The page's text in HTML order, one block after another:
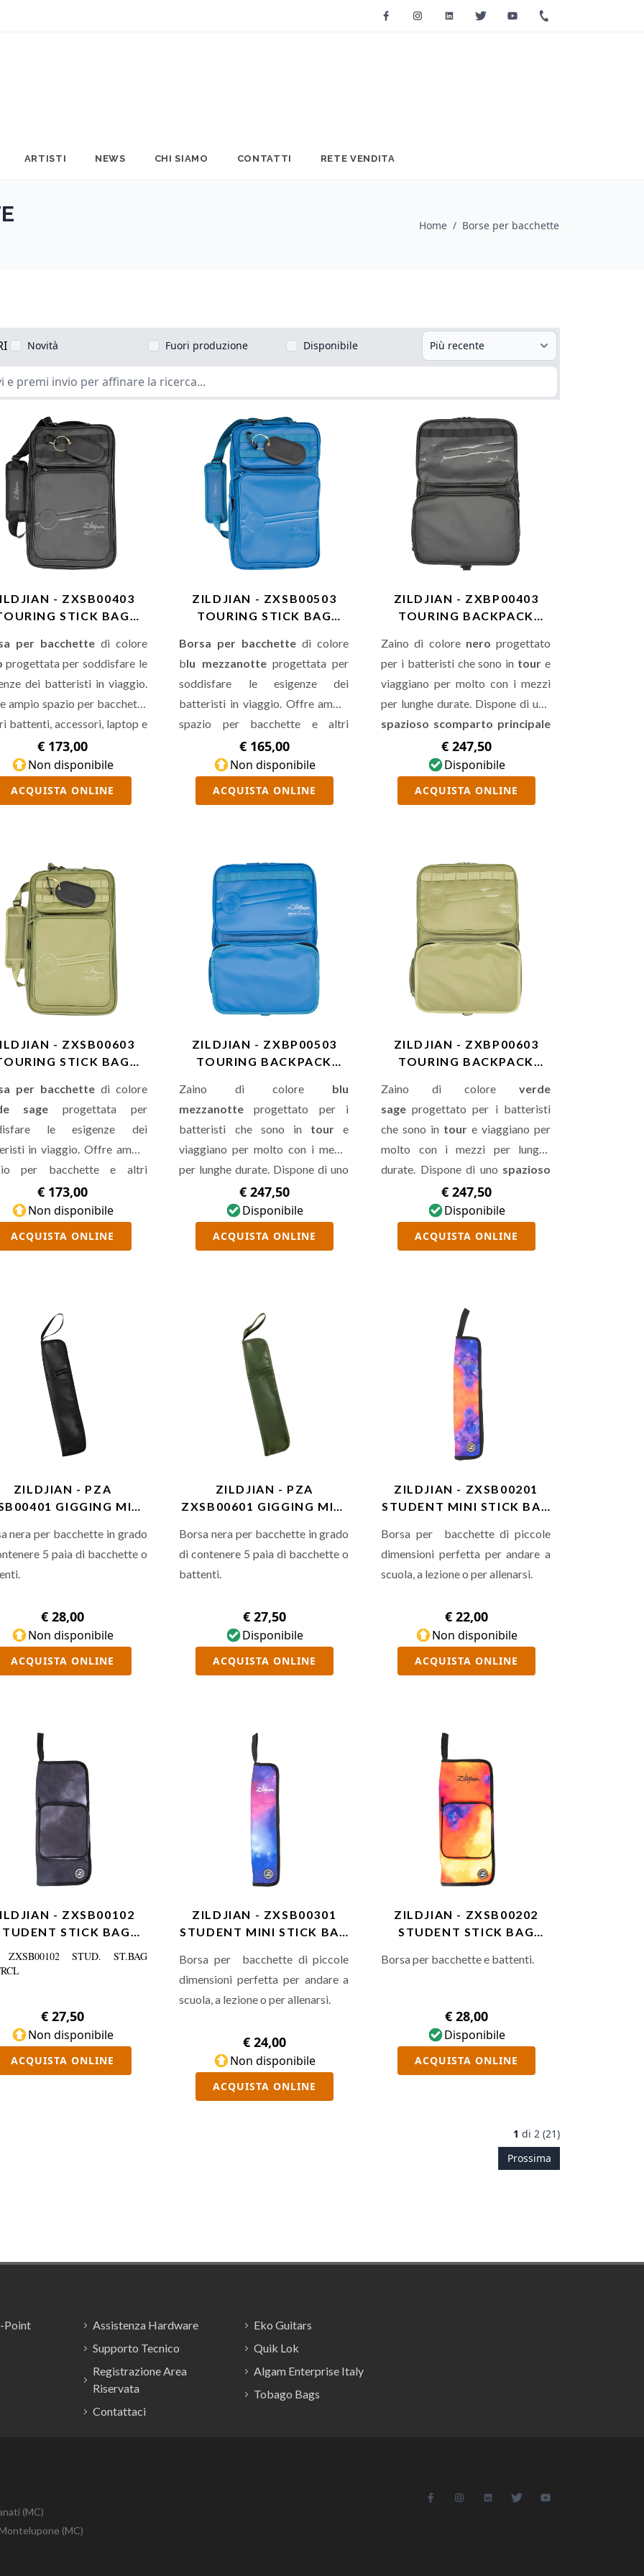
FacebookInstagramLinkedinTwitter Youtube
ARTISTI NEWS CHI SIAMO CONTATTI RETE VENDITA
Home / Borse per bacchette
Novità Fuori produzione Disponibile
- ZXSB00403
STICK BAG
per bacchettedi colore
progettata per soddisfare le
dei batteristi in viaggio.
ampio spazio per bacchette
battenti, accessori, laptop e
borsa interna estraibile
€ 173,00
Non disponibile
ACQUISTA ONLINE
ZILDJIAN - ZXSB00503
TOURING STICK BAG
Borsa per bacchette di colore
blu mezzanotteprogettata per
soddisfare le esigenze dei
batteristi in viaggio. Offre ampio
spazio per bacchette e altri
battenti, accessori, laptop e una
mini borsa interna estraibile
bacchette.
€ 165,00
Non disponibile
ACQUISTA ONLINE
ZILDJIAN - ZXBP00403
TOURING BACKPACK
Zaino di colore neroprogettato
per i batteristi che sono in toure
viaggiano per molto con i mezzi
per lunghe durate. Dispone di uno
spazioso scomparto principale
impermeabilecon una borsa a
rete, di una tasca conblocco RFID
protegge le informazioni sensibili
dagli scanner, di uncaricatore
€ 247,50
Disponibile
ACQUISTA ONLINE
- ZXSB00603
STICK BAG
per bacchettedi colore
sage progettata per
le esigenze dei
in viaggio. Offre ampio
per bacchette e altri
accessori, laptop e una
interna estraibile
€ 173,00
Non disponibile
ACQUISTA ONLINE
ZILDJIAN - ZXBP00503
TOURING BACKPACK
Zaino di colore blu
mezzanotteprogettato per i
batteristi che sono in toure
viaggiano per molto con i mezzi
per lunghe durate. Dispone di uno
spazioso scomparto principale
impermeabilecon una borsa a
protegge le informazioni sensibili
Wet Bag.
€ 247,50
Disponibile
ACQUISTA ONLINE
ZILDJIAN - ZXBP00603
TOURING BACKPACK
Zaino di coloreverde
sageprogettato per i batteristi
che sono in toure viaggiano per
molto con i mezzi per lunghe
durate. Dispone di uno spazioso
scomparto principale
impermeabilecon una borsa a
protegge le informazioni sensibili
Wet Bag.
€ 247,50
Disponibile
ACQUISTA ONLINE
ZILDJIAN - PZA
GIGGING MINI
nera per bacchette in grado
5 paia di bacchette o
€ 28,00
Non disponibile
ACQUISTA ONLINE
ZILDJIAN - PZA
ZXSB00601 GIGGING MINI
Borsa nera per bacchette in grado
di contenere 5 paia di bacchette o
battenti.
€ 27,50
Disponibile
ACQUISTA ONLINE
ZILDJIAN - ZXSB00201
STUDENT MINI STICK BAG
Borsa per bacchette di piccole
dimensioni perfetta per andare a
scuola, a lezione o per allenarsi.
€ 22,00
Non disponibile
ACQUISTA ONLINE
- ZXSB00102
STICK BAG
ZXSB00102 STUD. ST.BAG
€ 27,50
Non disponibile
ACQUISTA ONLINE
ZILDJIAN - ZXSB00301
STUDENT MINI STICK BAG
Borsa per bacchette di piccole
dimensioni perfetta per andare a
scuola, a lezione o per allenarsi.
€ 24,00
Non disponibile
ACQUISTA ONLINE
ZILDJIAN - ZXSB00202
STUDENT STICK BAG
Borsa per bacchette e battenti.
€ 28,00
Disponibile
ACQUISTA ONLINE
1 di 2 (21)
Prossima
Point
Assistenza Hardware
Supporto Tecnico
Registrazione Area
Riservata
Contattaci
Eko Guitars
Quik Lok
Algam Enterprise Italy
Tobago Bags
(MC)
(MC)